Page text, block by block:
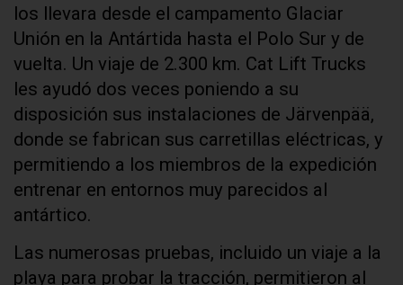
los llevara desde el campamento Glaciar
Unión en la Antártida hasta el Polo Sur y de
vuelta. Un viaje de 2.300 km. Cat Lift Trucks
les ayudó dos veces poniendo a su
disposición sus instalaciones de Järvenpää,
donde se fabrican sus carretillas eléctricas, y
permitiendo a los miembros de la expedición
entrenar en entornos muy parecidos al
antártico.
Las numerosas pruebas, incluido un viaje a la
playa para probar la tracción, permitieron al